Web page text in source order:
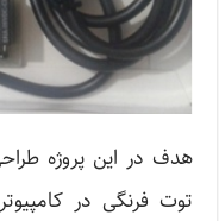
هدف در این پروژه
توت فرنگی در